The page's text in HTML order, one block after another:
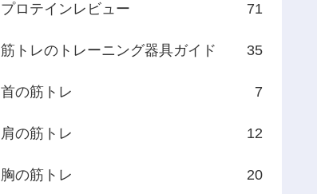
プロテインレビュー 71
筋トレのトレーニング器具ガイド 35
首の筋トレ 7
肩の筋トレ 12
胸の筋トレ 20